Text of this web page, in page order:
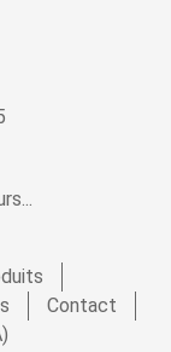
Contact